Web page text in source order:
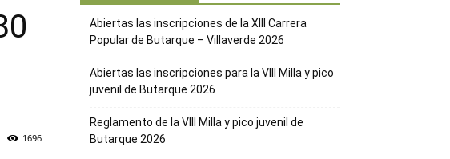
1696
Abiertas las inscripciones de la XIII Carrera
Popular de Butarque – Villaverde 2026
Abiertas las inscripciones para la VIII Milla y pico
juvenil de Butarque 2026
Reglamento de la VIII Milla y pico juvenil de
Butarque 2026